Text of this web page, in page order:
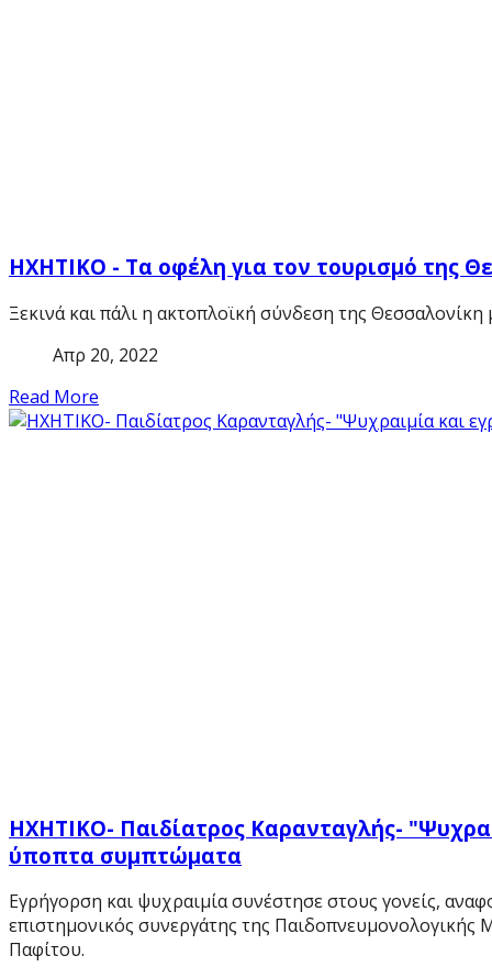
ΗΧΗΤΙΚΟ - Τα οφέλη για τον τουρισμό της
Ξεκινά και πάλι η ακτοπλοϊκή σύνδεση της
Απρ 20, 2022
Read More
ΗΧΗΤΙΚΟ- Παιδίατρος Καρανταγλής-
ύποπτα συμπτώματα
Εγρήγορση και ψυχραιμία συνέστησε στους γονείς,
επιστημονικός συνεργάτης της Παιδοπνευμονολογικής
Παφίτου.